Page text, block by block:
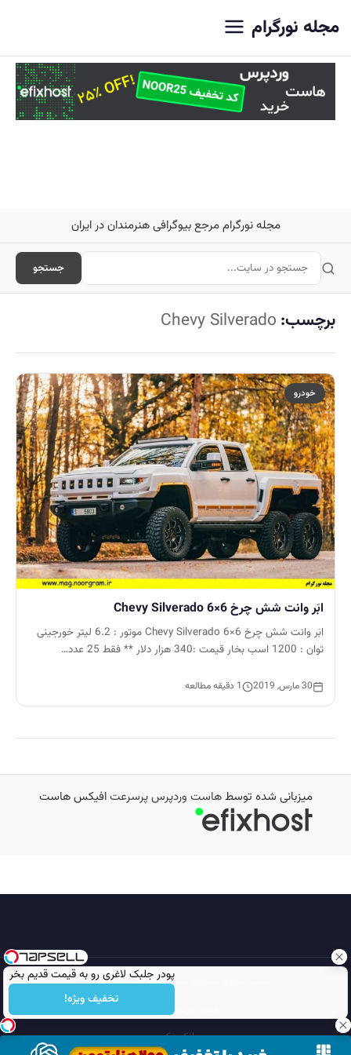
پودر جلبک لاغری رو به قیمت قدیم بخر
تخفیف ویژه!
مجله نورگرام
مجله نورگرام مرجع بیوگرافی هنرمندان در ایران
جستجو
برچسب: Chevy Silverado
خودرو
ابَر وانت شش چرخ Chevy Silverado 6×6
ابَر وانت شش چرخ Chevy Silverado 6×6 موتور : 6.2 لیتر خورجینی
توان : 1200 اسب بخار قیمت :340 هزار دلار ** فقط 25 عدد…
30 مارس, 2019 1 دقیقه مطالعه
میزبانی شده توسطهاست وردپرس پرسرعتافیکس هاست
تمامی حقوق محفوظ است © 2026
مجله نورگرام
انجمن نورگرام
بانک عکس